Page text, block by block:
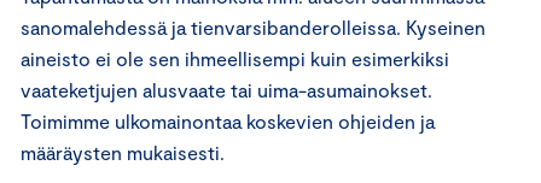
sanomalehdessä ja tienvarsibanderolleissa. Kyseinen
aineisto ei ole sen ihmeellisempi kuin esimerkiksi
vaateketjujen alusvaate tai uima-asumainokset.
Toimimme ulkomainontaa koskevien ohjeiden ja
määräysten mukaisesti.